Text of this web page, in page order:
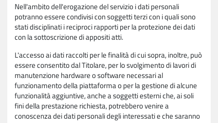
Nell'ambito dell'erogazione del servizio i dati personali
potranno essere condivisi con soggetti terzi con i quali sono
stati disciplinati i reciproci rapporti per la protezione dei dati
con la sottoscrizione di appositi atti.
L'accesso ai dati raccolti per le finalità di cui sopra, inoltre, può
essere consentito dal Titolare, per lo svolgimento di lavori di
manutenzione hardware o software necessari al
funzionamento della piattaforma o per la gestione di alcune
funzionalità aggiuntive, anche a soggetti esterni che, ai soli
fini della prestazione richiesta, potrebbero venire a
conoscenza dei dati personali degli interessati e che saranno